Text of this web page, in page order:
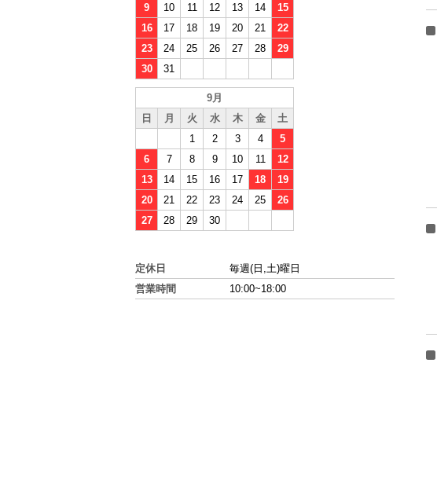
9
10 11 12 13 14
15
16
17 18 19 20 21
22
23
24 25 26 27 28
29
30
31
9月
日
月 火 水 木 金
土
1
2 3 4
5
6
7 8 9 10 11
12
13
14 15 16 17 18
19
20
21 22 23 24 25
26
27
28 29 30
定休日
毎週(日,土)曜日
営業時間
10:00~18:00